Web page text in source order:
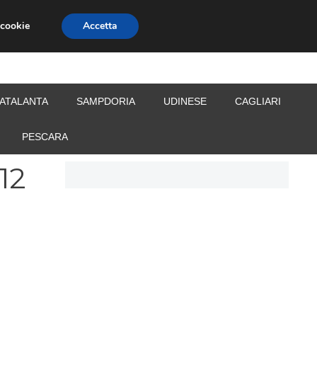
CALCIOMERCATO
SAMPDORIA UDINESE CAGLIARI
PESCARA
Accetta